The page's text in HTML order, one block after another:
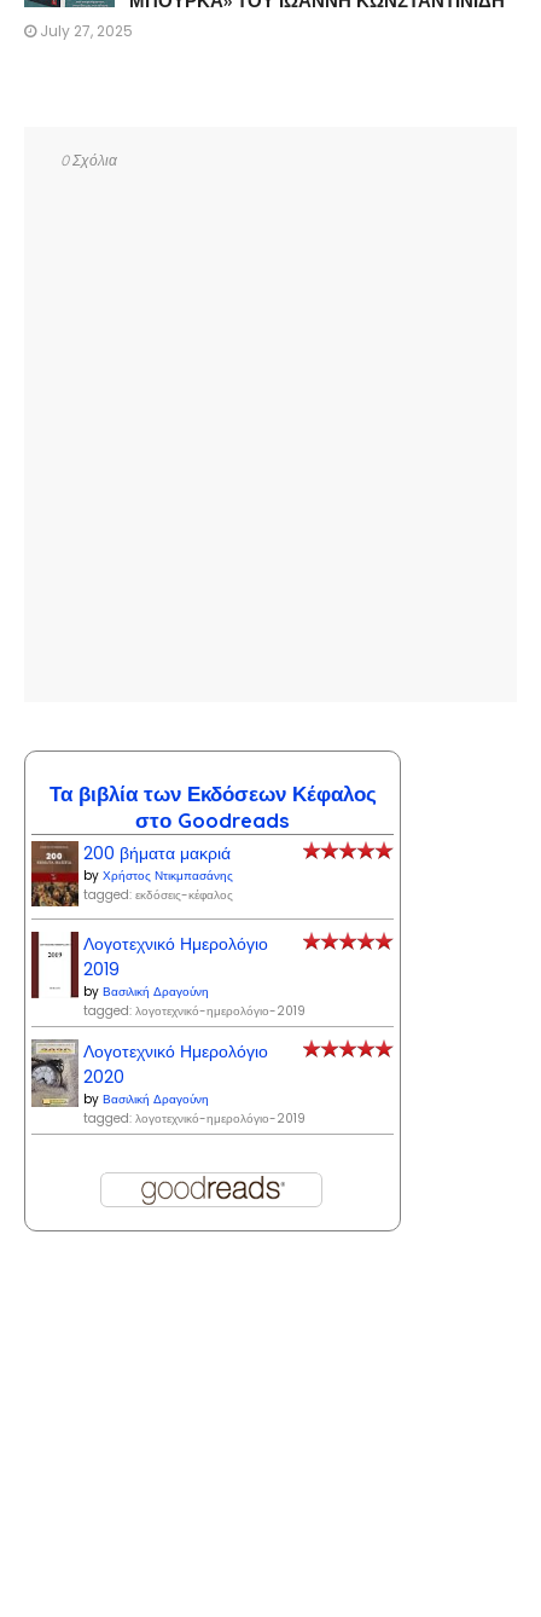
July 27, 2025
0 Σχόλια
Τα βιβλία των Εκδόσεων Κέφαλος
στο Goodreads
200 βήματα μακριά
by Χρήστος Ντικμπασάνης
tagged: εκδόσεις-κέφαλος
Λογοτεχνικό Ημερολόγιο
2019
by Βασιλική Δραγούνη
tagged: λογοτεχνικό-ημερολόγιο-2019
Λογοτεχνικό Ημερολόγιο
2020
by Βασιλική Δραγούνη
tagged: λογοτεχνικό-ημερολόγιο-2019